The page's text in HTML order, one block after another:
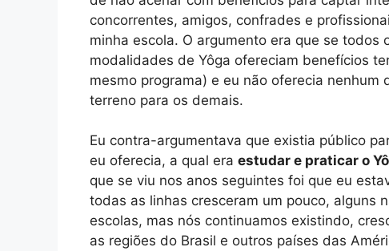
concorrentes, amigos, confrades e
minha escola. O argumento era que se
modalidades de Yôga ofereciam benefícios
mesmo programa) e eu não oferecia
terreno para os demais.
Eu contra-argumentava que existia público
eu oferecia, a qual era estudar e praticar o
que se viu nos anos seguintes foi que eu
todas as linhas cresceram um pouco, alguns
escolas, mas nós continuamos existindo,
as regiões do Brasil e outros países das